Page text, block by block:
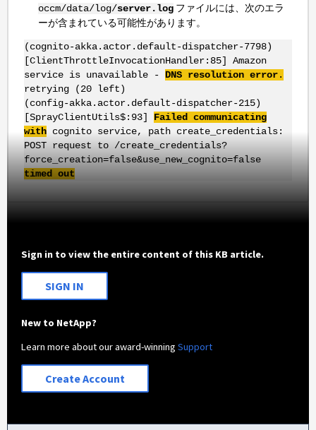
occm/data/log/server.log ファイルには、次のエラ
ーが含まれている可能性があります。
(cognito-akka.actor.default-dispatcher-7798)
[ClientThrottleInvocationHandler:85] Amazon
service is unavailable - DNS resolution error.
retrying (20 left)
(config-akka.actor.default-dispatcher-215)
[SprayClientUtils$:93] Failed communicating
withcognito service, path create_credentials:
POST request to /create_credentials?
force_creation=false&use_new_cognito=false
timed out
Sign in to view the entire content of this KB article.
SIGN IN
New to NetApp?
Learn more about our award-winningSupport
Create Account